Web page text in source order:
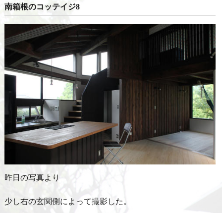
南箱根のコッテイジ8
昨日の写真より
少し右の玄関側によって撮影した。